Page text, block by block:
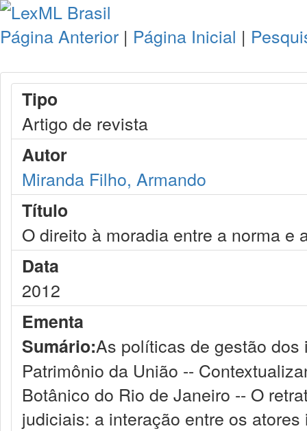
Página Anterior | Página Inicial |
Tipo
Artigo de revista
Autor
Miranda Filho, Armando
Título
O direito à moradia entre a norma e
Data
2012
Ementa
Sumário:As políticas de gestão
Patrimônio da União --
Botânico do Rio de Janeiro -- O
judiciais: a interação entre os